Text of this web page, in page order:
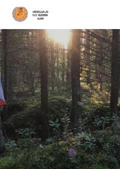
Siirry
sivun
sisältöön
Järvenpään Palo